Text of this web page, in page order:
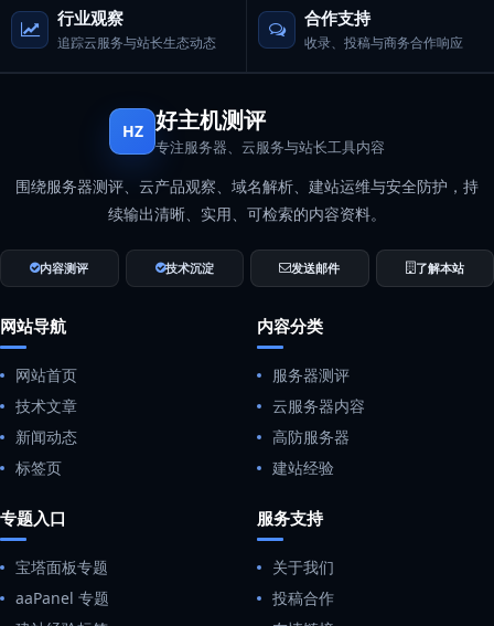
行业观察
追踪云服务与站长生态动态
合作支持
收录、投稿与商务合作响应
HZ 好主机测评
专注服务器、云服务与站长工具内容
围绕服务器测评、云产品观察、域名解析、建站运维与安全防护，持
续输出清晰、实用、可检索的内容资料。
内容测评 技术沉淀 发送邮件 了解本站
网站导航
网站首页
技术文章
新闻动态
标签页
内容分类
服务器测评
云服务器内容
高防服务器
建站经验
专题入口
宝塔面板专题
aaPanel 专题
服务支持
关于我们
投稿合作